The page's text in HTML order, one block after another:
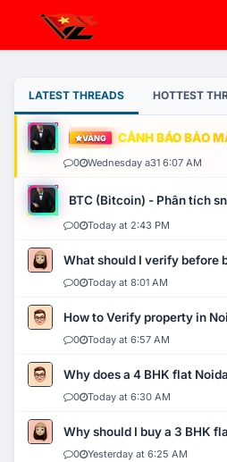
LATEST THREADS HOTTEST
VÀNG CẢNH BÁO BẢO
0 Wednesday a31 6:07 AM
BTC (Bitcoin) - Phân tích
0 Today at 2:43 PM
What should I verify before
0 Today at 8:01 AM
How to Verify property in
0 Today at 6:57 AM
Why does a 4 BHK flat
0 Today at 6:30 AM
Why should I buy a 3 BHK
0 Yesterday at 6:25 AM